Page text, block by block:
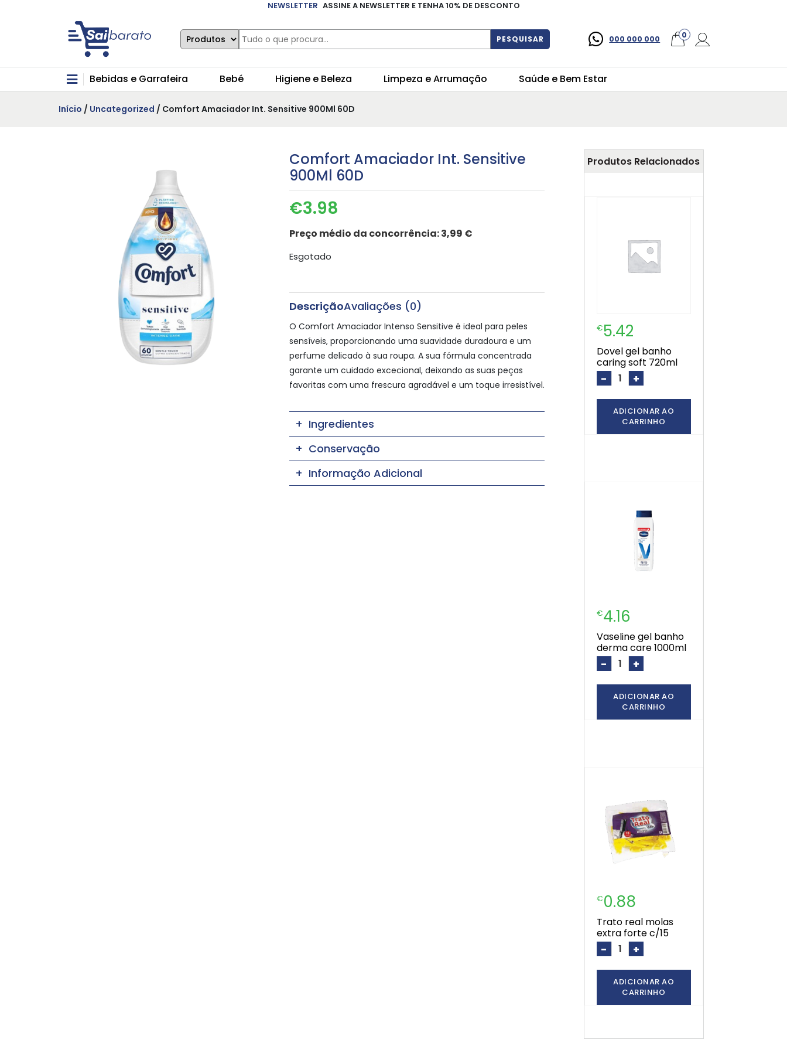
NEWSLETTER ASSINE A NEWSLETTER E TENHA 10% DE DESCONTO
PESQUISAR 000 000 000 0
Bebidas e Garrafeira Bebé Higiene e Beleza Limpeza e Arrumação Saúde e Bem Estar
Início / Uncategorized / Comfort Amaciador Int. Sensitive 900Ml 60D
Comfort Amaciador Int. Sensitive
900Ml 60D
€3.98
Preço médio da concorrência:3,99 €
Esgotado
DescriçãoAvaliações (0)
O Comfort Amaciador Intenso Sensitive é ideal para peles
sensíveis, proporcionando uma suavidade duradoura e um
perfume delicado à sua roupa. A sua fórmula concentrada
garante um cuidado excecional, deixando as suas peças
favoritas com uma frescura agradável e um toque irresistível.
Ingredientes
Conservação
Informação Adicional
Produtos Relacionados
€5.42
dovel gel banho
caring soft 720ml
- +
ADICIONAR AO
CARRINHO
€4.16
vaseline gel banho
derma care 1000ml
- +
ADICIONAR AO
CARRINHO
€0.88
trato real molas
extra forte c/15
- +
ADICIONAR AO
CARRINHO